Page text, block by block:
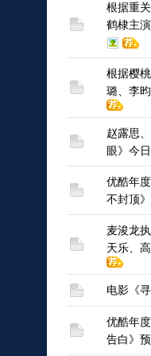
根据重
鹤棣主
根据樱
璐、李
赵露思
眼》今
优酷年
不封顶
麦浚龙
天乐、
电影《
优酷年
告白》